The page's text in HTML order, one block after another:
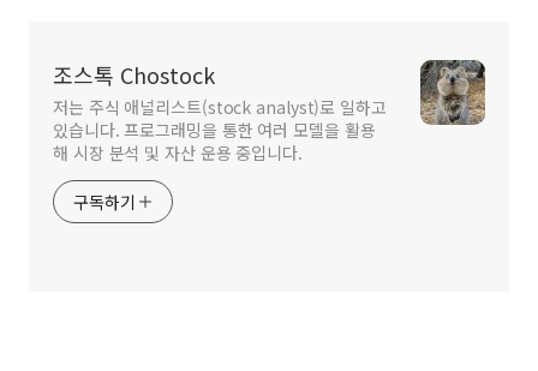
조스톡 Chostock
저는 주식 애널리스트(stock analyst)로 일하고
있습니다. 프로그래밍을 통한 여러 모델을 활용
해 시장 분석 및 자산 운용 중입니다.
구독하기